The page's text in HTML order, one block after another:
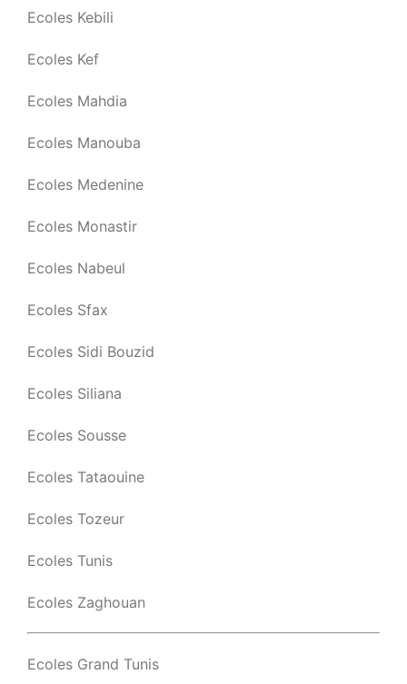
Ecoles Kebili
Ecoles Kef
Ecoles Mahdia
Ecoles Manouba
Ecoles Medenine
Ecoles Monastir
Ecoles Nabeul
Ecoles Sfax
Ecoles Sidi Bouzid
Ecoles Siliana
Ecoles Sousse
Ecoles Tataouine
Ecoles Tozeur
Ecoles Tunis
Ecoles Zaghouan
Ecoles Grand Tunis